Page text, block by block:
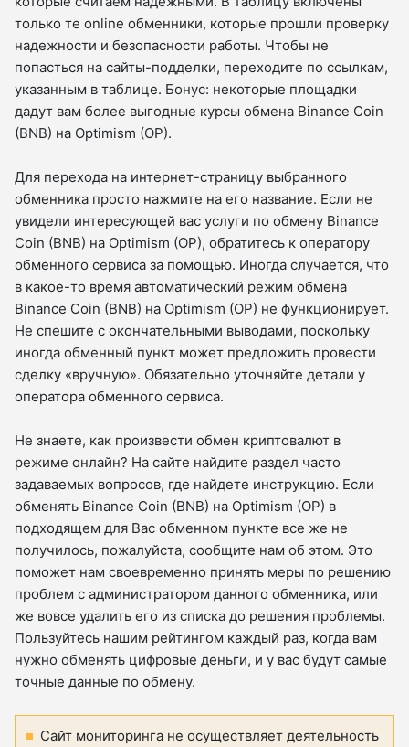
только те online обменники, которые прошли проверку
надежности и безопасности работы. Чтобы не
попасться на сайты-подделки, переходите по ссылкам,
указанным в таблице. Бонус: некоторые площадки
дадут вам более выгодные курсы обмена Binance Coin
(BNB) на Optimism (OP).
Для перехода на интернет-страницу выбранного
обменника просто нажмите на его название. Если не
увидели интересующей вас услуги по обмену Binance
Coin (BNB) на Optimism (OP), обратитесь к оператору
обменного сервиса за помощью. Иногда случается, что
в какое-то время автоматический режим обмена
Binance Coin (BNB) на Optimism (OP) не функционирует.
Не спешите с окончательными выводами, поскольку
иногда обменный пункт может предложить провести
сделку «вручную». Обязательно уточняйте детали у
оператора обменного сервиса.
Не знаете, как произвести обмен криптовалют в
режиме онлайн? На сайте найдите раздел часто
задаваемых вопросов, где найдете инструкцию. Если
обменять Binance Coin (BNB) на Optimism (OP) в
подходящем для Вас обменном пункте все же не
получилось, пожалуйста, сообщите нам об этом. Это
поможет нам своевременно принять меры по решению
проблем с администратором данного обменника, или
же вовсе удалить его из списка до решения проблемы.
Пользуйтесь нашим рейтингом каждый раз, когда вам
нужно обменять цифровые деньги, и у вас будут самые
точные данные по обмену.
Сайт мониторинга не осуществляет деятельность